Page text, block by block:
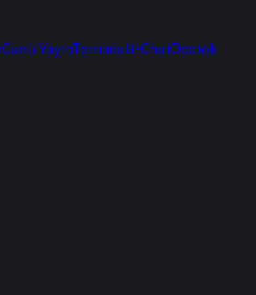
Canlı YayınTerminalt-ChatDestek